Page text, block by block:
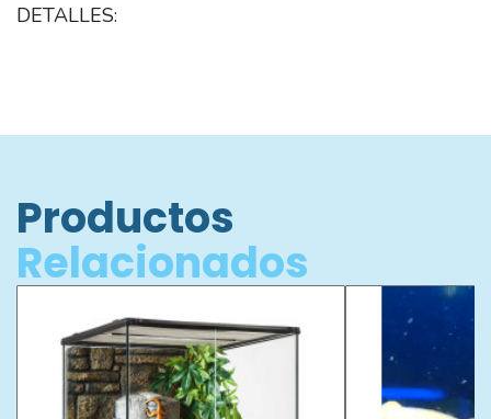
DETALLES:
Productos
Relacionados